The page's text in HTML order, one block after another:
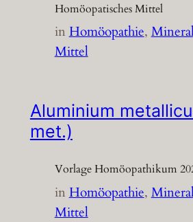
Homöopatisches Mittel
inHomöopathie,
Mittel
Aluminium
met.)
Vorlage Homöopathikum
inHomöopathie,
Mittel